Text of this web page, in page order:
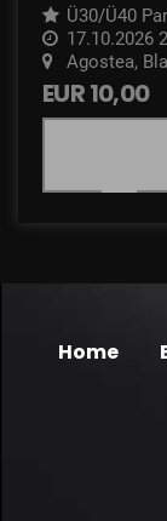
Ü30/Ü40
ndianer”)
17.10.2026
Agostea,
EUR 10,00
Home